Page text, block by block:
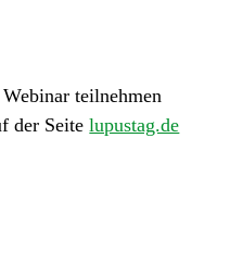
teilnehmen
der Seitelupustag.de